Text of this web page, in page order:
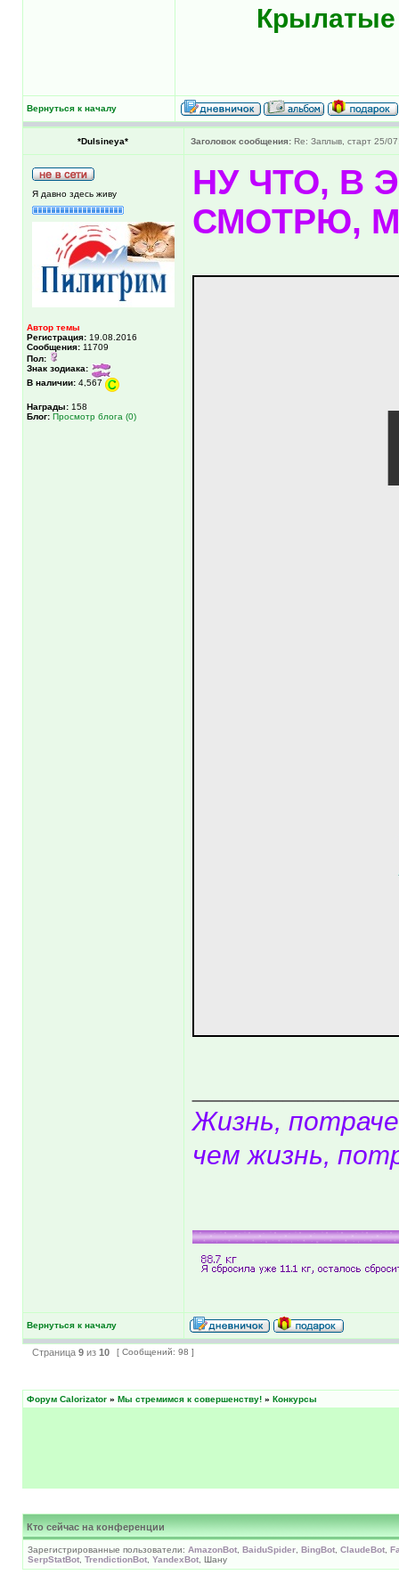
Крылатые
Вернуться к началу
*Dulsineya* Заголовок сообщения: Re: Заплыв, старт 25/
Я давно здесь живу
Автор темы
Регистрация: 19.08.2016
Сообщения: 11709
Пол:
Знак зодиака:
В наличии: 4,567
Награды: 158
Блог: Просмотр блога (0)
НУ ЧТО, В
СМОТРЮ,
Жизнь,
чем жизнь,
Вернуться к началу
Страница 9 из 10 [ Сообщений: 98 ]
Форум Calorizator » Мы стремимся к совершенству! » Конкурсы
Кто сейчас на конференции
Зарегистрированные пользователи: AmazonBot BaiduSpider BingBot ClaudeBot
SerpStatBot TrendictionBot YandexBot , Шану